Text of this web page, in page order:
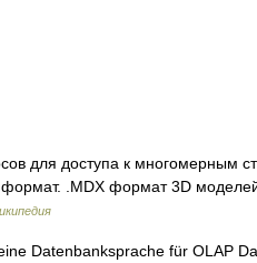
для доступа к многомерным
.MDX формат 3D
Datenbanksprache für OLAP